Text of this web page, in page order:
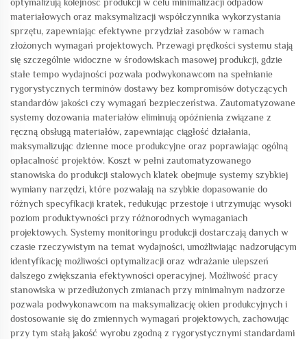
materiałowych oraz maksymalizacji współczynnika wykorzystania
sprzętu, zapewniając efektywne przydział zasobów w ramach
złożonych wymagań projektowych. Przewagi prędkości systemu stają
się szczególnie widoczne w środowiskach masowej produkcji, gdzie
stałe tempo wydajności pozwala podwykonawcom na spełnianie
rygorystycznych terminów dostawy bez kompromisów dotyczących
standardów jakości czy wymagań bezpieczeństwa. Zautomatyzowane
systemy dozowania materiałów eliminują opóźnienia związane z
ręczną obsługą materiałów, zapewniając ciągłość działania,
maksymalizując dzienne moce produkcyjne oraz poprawiając ogólną
opłacalność projektów. Koszt w pełni zautomatyzowanego
stanowiska do produkcji stalowych klatek obejmuje systemy szybkiej
wymiany narzędzi, które pozwalają na szybkie dopasowanie do
różnych specyfikacji kratek, redukując przestoje i utrzymując wysoki
poziom produktywności przy różnorodnych wymaganiach
projektowych. Systemy monitoringu produkcji dostarczają danych w
czasie rzeczywistym na temat wydajności, umożliwiając nadzorującym
identyfikację możliwości optymalizacji oraz wdrażanie ulepszeń
dalszego zwiększania efektywności operacyjnej. Możliwość pracy
stanowiska w przedłużonych zmianach przy minimalnym nadzorze
pozwala podwykonawcom na maksymalizację okien produkcyjnych i
dostosowanie się do zmiennych wymagań projektowych, zachowując
przy tym stałą jakość wyrobu zgodną z rygorystycznymi standardami